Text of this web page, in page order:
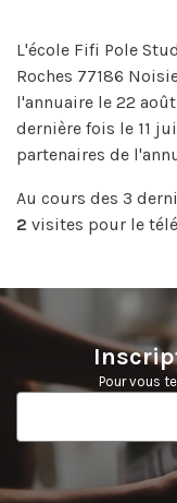
L'école Fifi Pole
Roches 77186
l'annuaire le 22
dernière fois le 11
partenaires de
Au cours des 3
2 visites pour le
Pour vous